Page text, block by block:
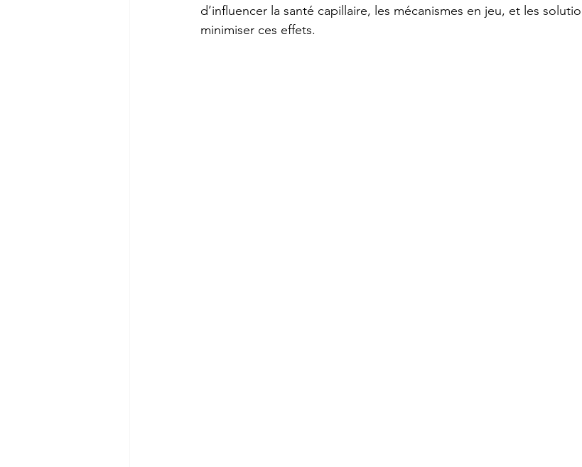
d’influencer la santé capillaire, les mécanismes en jeu, et les
minimiser ces effets.